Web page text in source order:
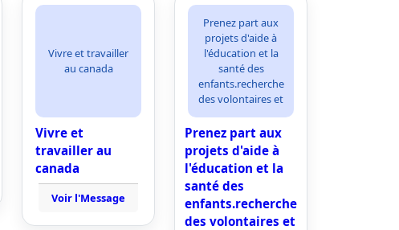
Vivre et travailler
au canada
Vivre et
travailler au
canada
Voir l'Message
Prenez part aux
projets d'aide à
l'éducation et la
santé des
enfants.recherche
des volontaires et
Prenez part aux
projets d'aide à
l'éducation et la
santé des
enfants.recherche
des volontaires et